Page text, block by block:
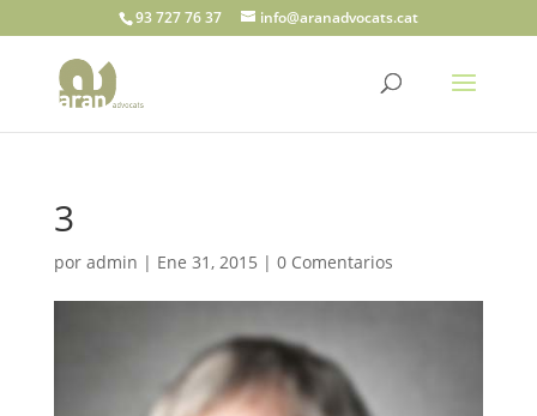
93 727 76 37 info@aranadvocats.cat
3
por admin | Ene 31, 2015 | 0 Comentarios